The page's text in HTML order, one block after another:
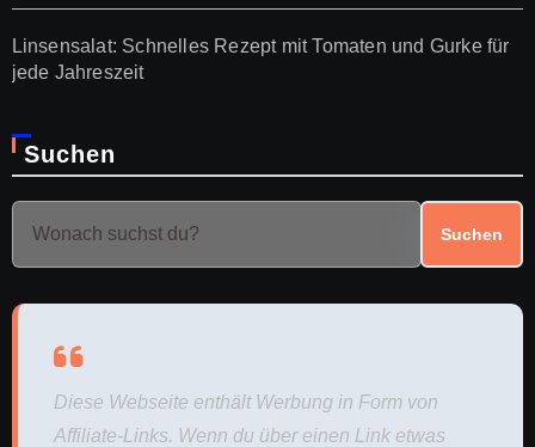
Linsensalat: Schnelles Rezept mit Tomaten und Gurke für
jede Jahreszeit
Suchen
Suchen
Diese Webseite enthält Werbung in Form von
Affiliate-Links. Wenn du über einen Link etwas